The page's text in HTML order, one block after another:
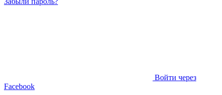
Войти через
Facebook